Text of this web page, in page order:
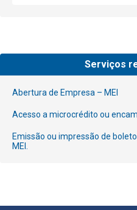
Serviços
Abertura de Empresa – MEI
Acesso a microcrédito ou
Emissão ou impressão de
MEI.